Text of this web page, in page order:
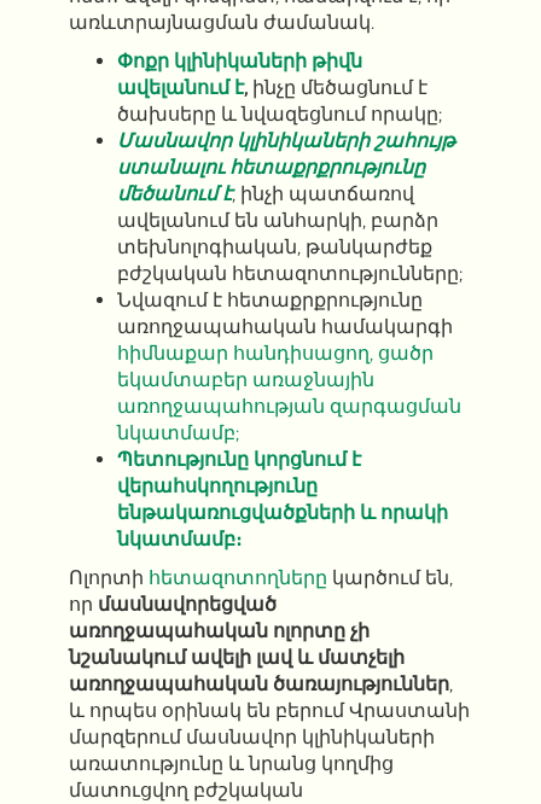
առևտրայնացման ժամանակ.
Փոքր կլինիկաների թիվն
ավելանում է,ինչը մեծացնում է
ծախսերը և նվազեցնում որակը;
Մասնավոր կլինիկաների շահույթ
ստանալու հետաքրքրությունը
մեծանում է, ինչի պատճառով
ավելանում են անհարկի, բարձր
տեխնոլոգիական, թանկարժեք
բժշկական հետազոտությունները;
Նվազում է հետաքրքրությունը
առողջապահական համակարգի
հիմնաքար հանդիսացող, ցածր
եկամտաբեր առաջնային
առողջապահության զարգացման
նկատմամբ;
Պետությունը կորցնում է
վերահսկողությունը
ենթակառուցվածքների և որակի
նկատմամբ։
Ոլորտի հետազոտողները կարծում են,
որ մասնավորեցված
առողջապահական ոլորտը չի
նշանակում ավելի լավ և մատչելի
առողջապահական ծառայություններ,
և որպես օրինակ են բերում Վրաստանի
մարզերում մասնավոր կլինիկաների
առատությունը և նրանց կողմից
մատուցվող բժշկական